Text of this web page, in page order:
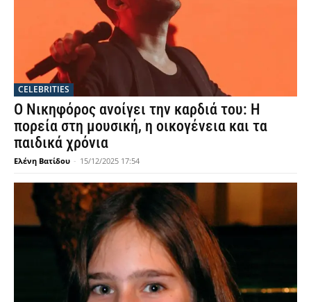
CELEBRITIES
Ο Νικηφόρος ανοίγει την καρδιά του: Η
πορεία στη μουσική, η οικογένεια και τα
παιδικά χρόνια
Ελένη Βατίδου - 15/12/2025 17:54